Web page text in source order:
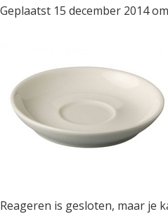
Geplaatst 15 december 2014om
Reageren is gesloten, maar je